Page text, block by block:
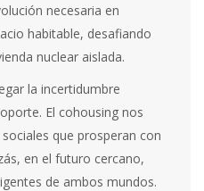
necesaria en
habitable, desafiando
nuclear aislada.
la incertidumbre
El cohousing nos
que prosperan con
en el futuro cercano,
de ambos mundos.